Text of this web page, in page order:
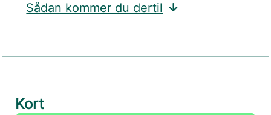
Sådan kommer du dertil
Kort